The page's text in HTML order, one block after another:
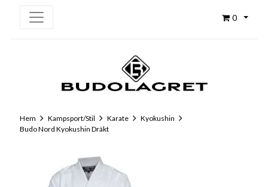
0
Hem Kampsport/Stil Karate
Kyokushin
Budo Nord Kyokushin Dräkt